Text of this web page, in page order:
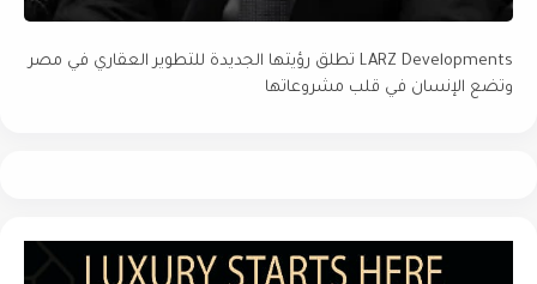
LARZ Developments تطلق رؤيتها الجديدة للتطوير العقاري في مصر
وتضع الإنسان في قلب مشروعاتها